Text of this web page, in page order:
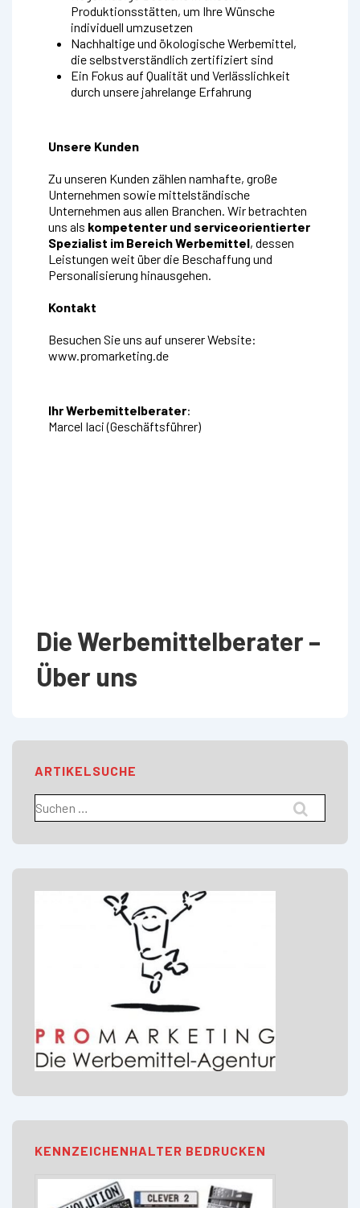
Produktionsstätten, um Ihre Wünsche
individuell umzusetzen
Nachhaltige und ökologische Werbemittel,
die selbstverständlich zertifiziert sind
Ein Fokus auf Qualität und Verlässlichkeit
durch unsere jahrelange Erfahrung
Unsere Kunden
Zu unseren Kunden zählen namhafte, große
Unternehmen sowie mittelständische
Unternehmen aus allen Branchen. Wir betrachten
uns als kompetenter und serviceorientierter
Spezialist im Bereich Werbemittel, dessen
Leistungen weit über die Beschaffung und
Personalisierung hinausgehen.
Kontakt
Besuchen Sie uns auf unserer Website:
www.promarketing.de
Ihr Werbemittelberater:
Marcel Iaci (Geschäftsführer)
Die Werbemittelberater –
Über uns
ARTIKELSUCHE
nach:
KENNZEICHENHALTER BEDRUCKEN